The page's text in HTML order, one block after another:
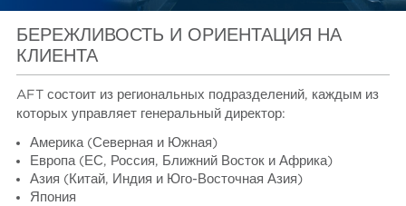
БЕРЕЖЛИВОСТЬ И ОРИЕНТАЦИЯ НА
КЛИЕНТА
AFT состоит из региональных подразделений, каждым из
которых управляет генеральный директор:
Америка (Северная и Южная)
Европа (ЕС, Россия, Ближний Восток и Африка)
Азия (Китай, Индия и Юго-Восточная Азия)
Япония